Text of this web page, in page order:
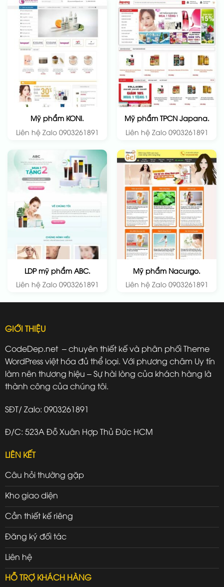
Mỹ phẩm KONI.
Liên hệ Zalo 0903261891
Mỹ phẩm TPCN Japana.
Liên hệ Zalo 0903261891
LDP mỹ phẩm ABC.
Liên hệ Zalo 0903261891
Mỹ phẩm Nacurgo.
Liên hệ Zalo 0903261891
GIỚI THIỆU
CodeDep.net – chuyên thiết kế và phân phối Theme
WordPress việt hóa đủ thể loại. Với phương châm Uy tín
làm nên thương hiệu – Sự hài lòng của khách hàng là
thành công của chúng tôi.
SĐT/ Zalo: 0903261891
Đ/C: 523A Đỗ Xuân Hợp Thủ Đức HCM
LIÊN KẾT
Câu hỏi thường gặp
Kho giao diện
Cần thiết kế riêng
Đăng ký đối tác
Liên hệ
HỖ TRỢ KHÁCH HÀNG